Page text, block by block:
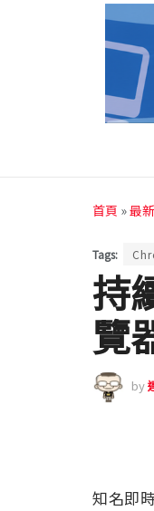
首頁 »最
Tags:
持
覽
by
知名即